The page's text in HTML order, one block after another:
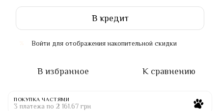
В кредит
Войти для отображения накопительной скидки
В избранное К сравнению
ПОКУПКА ЧАСТЯМИ
3 платежа по 2 161.67 грн